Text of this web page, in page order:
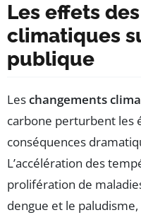
Les effets
climatiques
publique
Leschangements
carbone perturbent les
conséquences
L’accélération des
prolifération de
dengue et le